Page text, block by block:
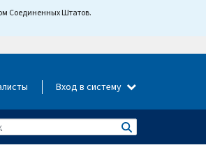
Соединенных Штатов.
Вход в систему